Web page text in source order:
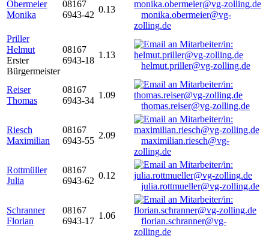
Obermeier
Monika
08167
6943-42
0.13
monika.obermeier@vg-
zolling.de
Priller
Helmut
Erster
Bürgermeister
08167
6943-18
1.13
helmut.priller@vg-zolling.de
Reiser
Thomas
08167
6943-34
1.09
thomas.reiser@vg-zolling.de
Riesch
Maximilian
08167
6943-55
2.09
maximilian.riesch@vg-
zolling.de
Rottmüller
Julia
08167
6943-62
0.12
julia.rottmueller@vg-zolling.de
Schranner
Florian
08167
6943-17
1.06
florian.schranner@vg-
zolling.de